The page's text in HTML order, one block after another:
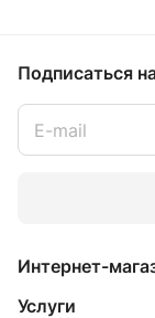
Подписаться
Интернет-
Услуги